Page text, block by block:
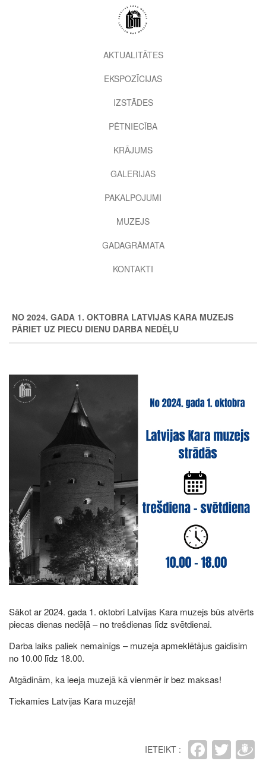
2nd
level
AKTUALITĀTES
EKSPOZĪCIJAS
IZSTĀDES
PĒTNIECĪBA
KRĀJUMS
GALERIJAS
PAKALPOJUMI
MUZEJS
GADAGRĀMATA
KONTAKTI
NO 2024. GADA 1. OKTOBRA LATVIJAS KARA MUZEJS
PĀRIET UZ PIECU DIENU DARBA NEDĒĻU
Image
Sākot ar 2024. gada 1. oktobri Latvijas Kara muzejs būs atvērts
piecas dienas nedēļā – no trešdienas līdz svētdienai.
Darba laiks paliek nemainīgs – muzeja apmeklētājus gaidīsim
no 10.00 līdz 18.00.
Atgādinām, ka ieeja muzejā kā vienmēr ir bez maksas!
Tiekamies Latvijas Kara muzejā!
IETEIKT :